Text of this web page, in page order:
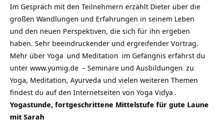
Im Gespräch mit den Teilnehmern erzählt Dieter über die
großen Wandlungen und Erfahrungen in seinem Leben
und den neuen Perspektiven, die sich für ihn ergeben
haben. Sehr beeindruckender und ergreifender Vortrag.
Mehr über Yoga und Meditation im Gefängnis erfährst du
unter www.yumig.de – Seminare und Ausbildungen zu
Yoga, Meditation, Ayurveda und vielen weiteren Themen
findest du auf den Internetseiten von Yoga Vidya .
Yogastunde, fortgeschrittene Mittelstufe für gute Laune
mit Sarah